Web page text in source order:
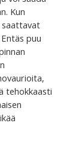
Kun
saattavat
puu
tehokkaasti